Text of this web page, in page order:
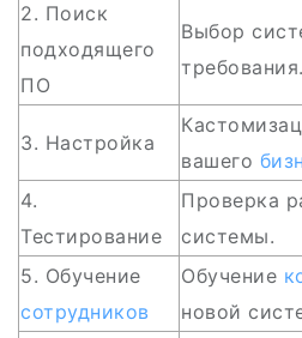
2. Поиск
подходящего
ПО
Выбор
требования.
3. Настройка
вашего
4.
Тестирование
Проверка
системы.
5. Обучение
сотрудников
Обучение
новой